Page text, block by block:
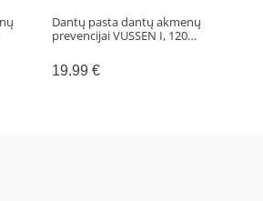
Dantų pasta dantų akmenų
prevencijai VUSSEN I, 120…
19.99€